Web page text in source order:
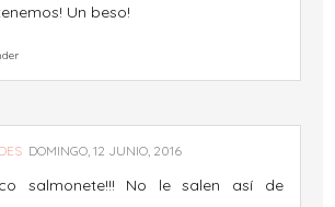
Un beso!
DOMINGO, 12 JUNIO, 2016
salmonete!!! No le salen así de